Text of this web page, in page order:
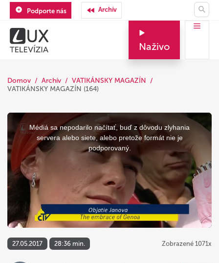
Podporte nás Archív
Naživo
Domov Archív
VATIKÁNSKY MAGAZÍN
VATIKÁNSKY MAGAZÍN (164)
This
modal
window.
Médiá sa nepodarilo načítať, buď z dôvodu zlyhania
servera alebo siete, alebo pretože formát nie je
podporovaný.
27.05.2017 28:36 min. Zobrazené 1071x